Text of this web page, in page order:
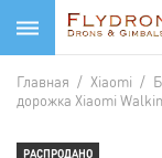
Главная / Xiaomi /
дорожка Xiaomi
РАСПРОДАНО